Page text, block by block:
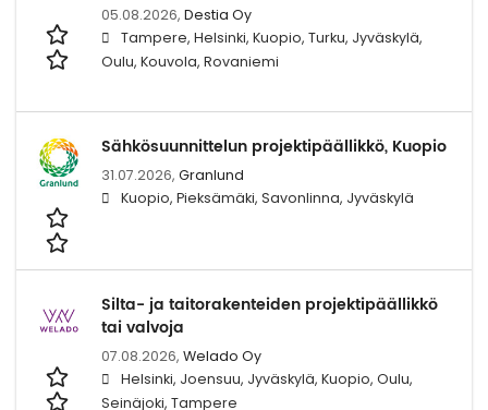
05.08.2026, Destia Oy
Tampere, Helsinki, Kuopio, Turku, Jyväskylä,
Oulu, Kouvola, Rovaniemi
Sähkösuunnittelun projektipäällikkö, Kuopio
31.07.2026, Granlund
Kuopio, Pieksämäki, Savonlinna, Jyväskylä
Silta- ja taitorakenteiden projektipäällikkö
tai valvoja
07.08.2026, Welado Oy
Helsinki, Joensuu, Jyväskylä, Kuopio, Oulu,
Seinäjoki, Tampere